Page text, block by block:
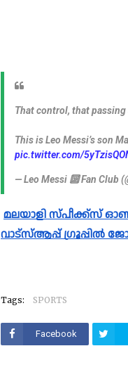
That control, that
This is Leo Messi’s son
pic.twitter.com/
— Leo Messi 🔟 Fan Club
മലയാളി സ്പീക്ക്സ്‌ ഓൺലൈൻ വാർത്തകൾ വാട്സാപ്പ് ഗ്രൂപ്പിലും ലഭ്യമാണ്.
വാട്സ്ആപ്പ് ഗ്രൂപ്പിൽ
Tags: SPORTS
Facebook